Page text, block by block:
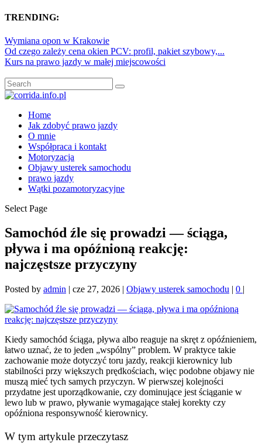
TRENDING:
Wymiana opon w Krakowie
Od czego zależy cena okien PCV: profil, pakiet szybowy,...
Kurs na prawo jazdy w małej miejscowości
Home
Jak zdobyć prawo jazdy
O mnie
Współpraca i kontakt
Motoryzacja
Objawy usterek samochodu
prawo jazdy
Wątki pozamotoryzacyjne
Select Page
Samochód źle się prowadzi — ściąga,
pływa i ma opóźnioną reakcję:
najczęstsze przyczyny
Posted by admin | cze 27, 2026 | Objawy usterek samochodu | 0 |
Kiedy samochód ściąga, pływa albo reaguje na skręt z opóźnieniem,
łatwo uznać, że to jeden „wspólny” problem. W praktyce takie
zachowanie może dotyczyć toru jazdy, reakcji kierownicy lub
stabilności przy większych prędkościach, więc podobne objawy nie
muszą mieć tych samych przyczyn. W pierwszej kolejności
przydatne jest uporządkowanie, czy dominujące jest ściąganie w
lewo lub w prawo, pływanie wymagające stałej korekty czy
opóźniona responsywność kierownicy.
W tym artykule przeczytasz